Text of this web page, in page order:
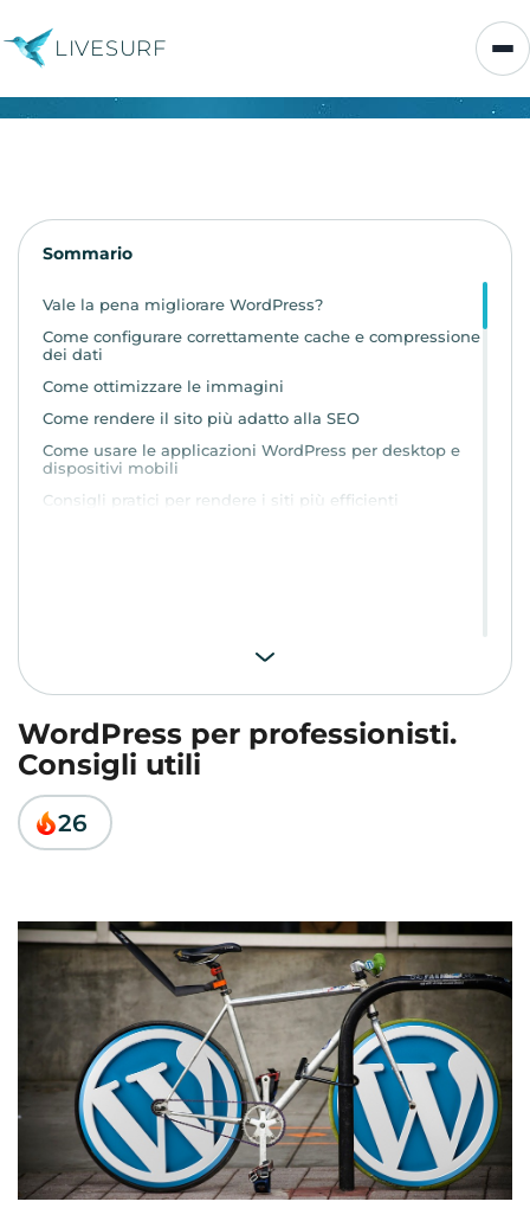
LIVESURF
Sommario
Vale la pena migliorare WordPress?
Come configurare correttamente cache e compressione
dei dati
Come ottimizzare le immagini
Come rendere il sito più adatto alla SEO
Come usare le applicazioni WordPress per desktop e
dispositivi mobili
Consigli pratici per rendere i siti più efficienti
WordPress per professionisti.
Consigli utili
26